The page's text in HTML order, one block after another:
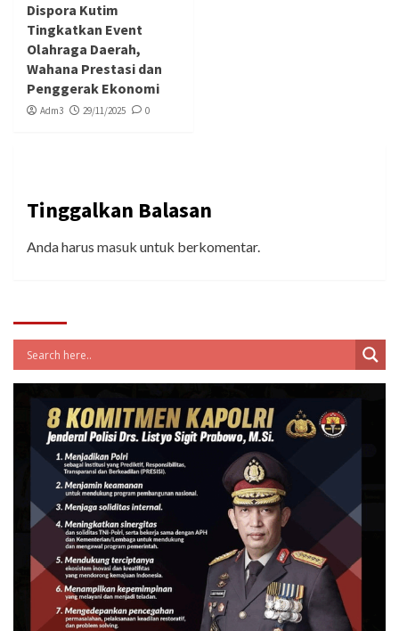
Dispora Kutim
Tingkatkan Event
Olahraga Daerah,
Wahana Prestasi dan
Penggerak Ekonomi
Adm3 29/11/2025 0
Tinggalkan Balasan
Anda harus masuk untuk berkomentar.